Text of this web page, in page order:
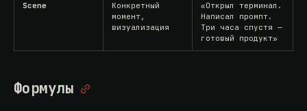
Scene
Конкретный
момент,
визуализация
«Открыл терминал.
Написал промпт.
Три часа спустя —
готовый продукт»
Формулы